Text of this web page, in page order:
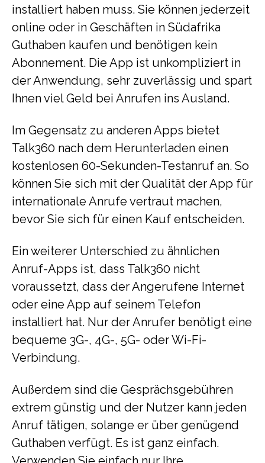
installiert haben muss. Sie können jederzeit
online oder in Geschäften in Südafrika
Guthaben kaufen und benötigen kein
Abonnement. Die App ist unkompliziert in
der Anwendung, sehr zuverlässig und spart
Ihnen viel Geld bei Anrufen ins Ausland.
Im Gegensatz zu anderen Apps bietet
Talk360 nach dem Herunterladen einen
kostenlosen 60-Sekunden-Testanruf an. So
können Sie sich mit der Qualität der App für
internationale Anrufe vertraut machen,
bevor Sie sich für einen Kauf entscheiden.
Ein weiterer Unterschied zu ähnlichen
Anruf-Apps ist, dass Talk360 nicht
voraussetzt, dass der Angerufene Internet
oder eine App auf seinem Telefon
installiert hat. Nur der Anrufer benötigt eine
bequeme 3G-, 4G-, 5G- oder Wi-Fi-
Verbindung.
Außerdem sind die Gesprächsgebühren
extrem günstig und der Nutzer kann jeden
Anruf tätigen, solange er über genügend
Guthaben verfügt. Es ist ganz einfach.